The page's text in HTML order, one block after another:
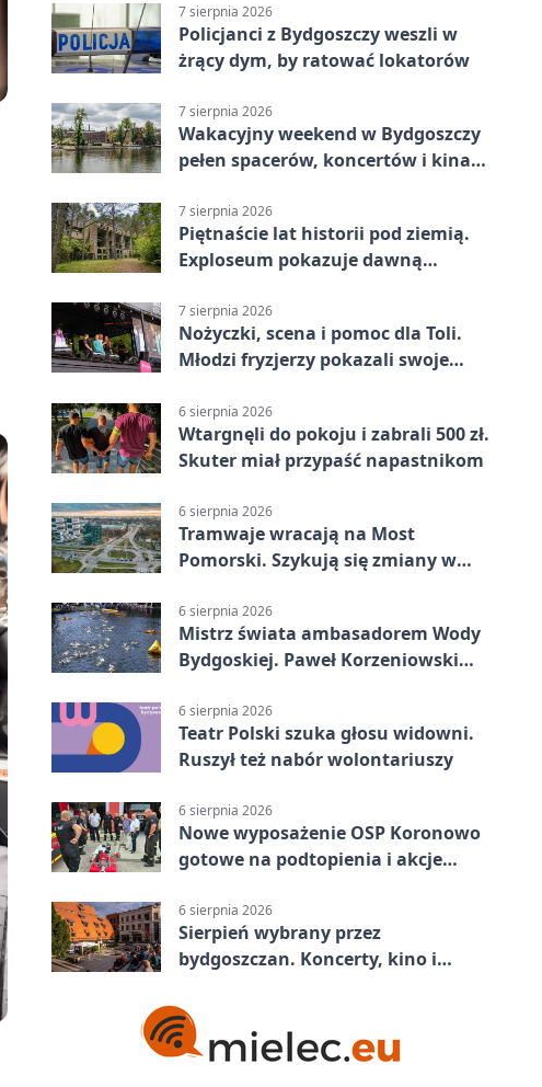
7 sierpnia 2026
Policjanci z Bydgoszczy weszli w
żrący dym, by ratować lokatorów
7 sierpnia 2026
Wakacyjny weekend w Bydgoszczy
pełen spacerów, koncertów i kina
7 sierpnia 2026
Piętnaście lat historii pod ziemią.
Exploseum pokazuje dawną
7 sierpnia 2026
Nożyczki, scena i pomoc dla Toli.
Młodzi fryzjerzy pokazali swoje
6 sierpnia 2026
Wtargnęli do pokoju i zabrali 500 zł.
Skuter miał przypaść napastnikom
6 sierpnia 2026
Tramwaje wracają na Most
Pomorski. Szykują się zmiany w
6 sierpnia 2026
Mistrz świata ambasadorem Wody
Bydgoskiej. Paweł Korzeniowski
6 sierpnia 2026
Teatr Polski szuka głosu widowni.
Ruszył też nabór wolontariuszy
6 sierpnia 2026
Nowe wyposażenie OSP Koronowo
gotowe na podtopienia i akcje
6 sierpnia 2026
Sierpień wybrany przez
bydgoszczan. Koncerty, kino i